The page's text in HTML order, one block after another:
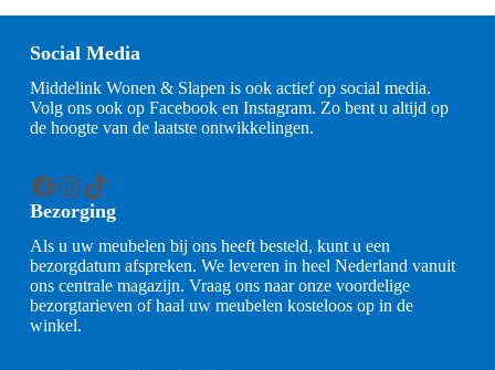
Social Media
Middelink Wonen & Slapen is ook actief op social media.
Volg ons ook op Facebook en Instagram. Zo bent u altijd op
de hoogte van de laatste ontwikkelingen.
Facebook
Instagram
TikTok
Bezorging
Als u uw meubelen bij ons heeft besteld, kunt u een
bezorgdatum afspreken. We leveren in heel Nederland vanuit
ons centrale magazijn. Vraag ons naar onze voordelige
bezorgtarieven of haal uw meubelen kosteloos op in de
winkel.